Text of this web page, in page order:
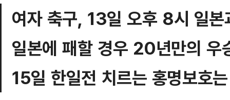
여자 축구, 13일 오후 8시 일
일본에 패할 경우 20년만의 우
15일 한일전 치르는 홍명보호